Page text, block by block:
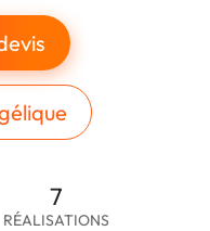
7
RÉALISATIONS